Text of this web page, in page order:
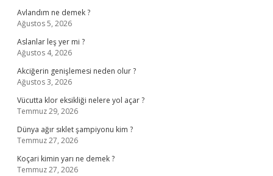
Avlandım ne demek ?
Ağustos 5, 2026
Aslanlar leş yer mi ?
Ağustos 4, 2026
Akciğerin genişlemesi neden olur ?
Ağustos 3, 2026
Vücutta klor eksikliği nelere yol açar ?
Temmuz 29, 2026
Dünya ağır sıklet şampiyonu kim ?
Temmuz 27, 2026
Koçari kimin yarı ne demek ?
Temmuz 27, 2026